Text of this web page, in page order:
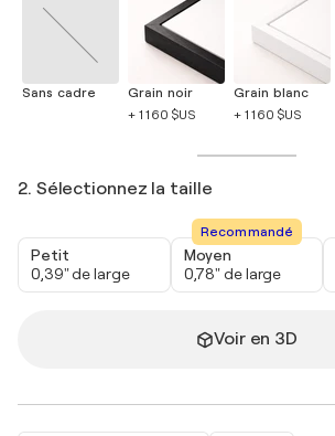
Sans cadre
Grain noir
+ 1 160 $US
Grain blanc
+ 1 160 $US
2. Sélectionnez la taille
Petit
0,39" de large
Recommandé
Moyen
0,78" de large
Voir en 3D